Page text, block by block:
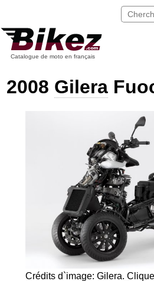
Catalogue de moto en français
2008 Gilera
Crédits d`image: Gilera.